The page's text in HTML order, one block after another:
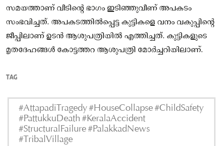
സമയത്താണ് വീടിന്റെ ഭാഗം ഇടിഞ്ഞുവീണ് അപകടം
സംഭവിച്ചത്. അപകടത്തിൽപ്പെട്ട കുട്ടികളെ വനം വകുപ്പിന്റെ
ജീപ്പിലാണ് ഉടൻ ആശുപത്രിയിൽ എത്തിച്ചത്. കുട്ടികളുടെ
മൃതദേഹങ്ങൾ കോട്ടത്തറ ആശുപത്രി മോര്‍ച്ചറിയിലാണ്.
TAG
#AttapadiTragedy #HouseCollapse #ChildSafety
#PattukkuDeath #KeralaAccident
#StructuralFailure #PalakkadNews
#TribalVillage